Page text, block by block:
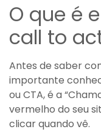
O que é
call to
Antes de saber
importante
ou CTA, é a
vermelho do seu
clicar quando vê.